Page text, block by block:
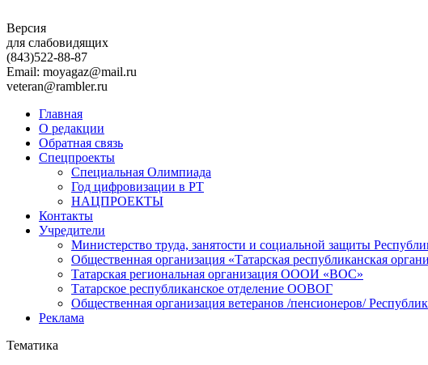
Версия
для слабовидящих
(843)522-88-87
Email: moyagaz@mail.ru
veteran@rambler.ru
Главная
О редакции
Обратная связь
Спецпроекты
Специальная Олимпиада
Год цифровизации в РТ
НАЦПРОЕКТЫ
Контакты
Учредители
Министерство труда, занятости и социальной защиты
Общественная организация «Татарская республиканская
Татарская региональная организация ОООИ «ВОС»
Татарское республиканское отделение ООВОГ
Общественная организация ветеранов /пенсионеров/
Реклама
Тематика